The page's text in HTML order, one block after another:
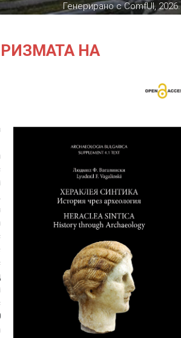
Генерирано с ComfUI, 2026.
НА